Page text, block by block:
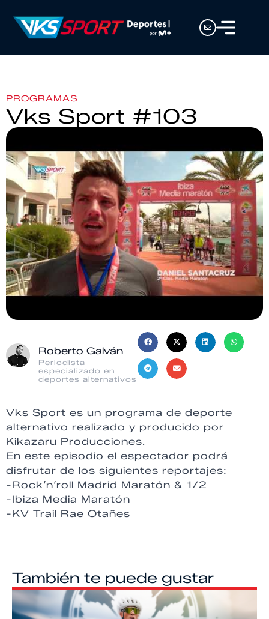
PROGRAMAS
Vks Sport #103
Roberto Galván
Periodista
especializado en
deportes alternativos
Vks Sport es un programa de deporte
alternativo realizado y producido por
Kikazaru Producciones.
En este episodio el espectador podrá
disfrutar de los siguientes reportajes:
-Rock’n’roll Madrid Maratón & 1/2
-Ibiza Media Maratón
-KV Trail Rae Otañes
También te puede gustar